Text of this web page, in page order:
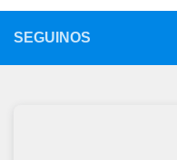
SEGUINOS